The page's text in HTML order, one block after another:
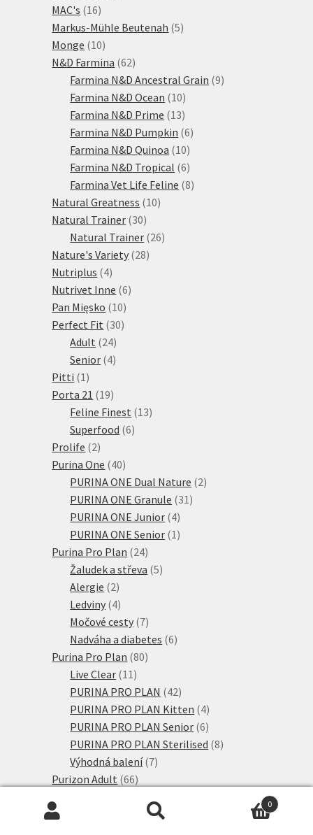
MAC's 1616
produktů
Markus-Mühle Beutenah 55
Monge 1010
produktů
N&D Farmina 6262
produktů
Farmina N&D Ancestral Grain 99
Farmina N&D Ocean 1010
produktů
Farmina N&D Prime 1313
produktů
Farmina N&D Pumpkin 66
Farmina N&D Quinoa 1010
produktů
Farmina N&D Tropical 66
produktů
Farmina Vet Life Feline 88
Natural Greatness 1010
Natural Trainer 3030
produktů
Natural Trainer 2626
Nature's Variety 2828
Nutriplus 44
produkty
Nutrivet Inne 66
Pan Mięsko 1010
produktů
Perfect Fit 3030
Adult 2424
produktů
Senior 44
Pitti 1 1
produkt
Porta 21 1919
produktů
Feline Finest 1313
Superfood 66
Prolife 22
produkty
Purina One 4040
produktů
PURINA ONE Dual Nature 22
PURINA ONE Granule 31 31
PURINA ONE Junior 44
produkty
PURINA ONE Senior 1 1
Purina Pro Plan 2424
produktů
Žaludek a střeva 55
Alergie 22
produkty
Ledviny 44
produkty
Močové cesty 77
produktů
Nadváha a diabetes 66
Purina Pro Plan 8080
Live Clear 11 11
produktů
PURINA PRO PLAN 4242
produktů
PURINA PRO PLAN Kitten 44
produkty
PURINA PRO PLAN Senior 66
produktů
PURINA PRO PLAN Sterilised 88
Výhodná balení 77
Purizon Adult 6666
produkty
3737
0